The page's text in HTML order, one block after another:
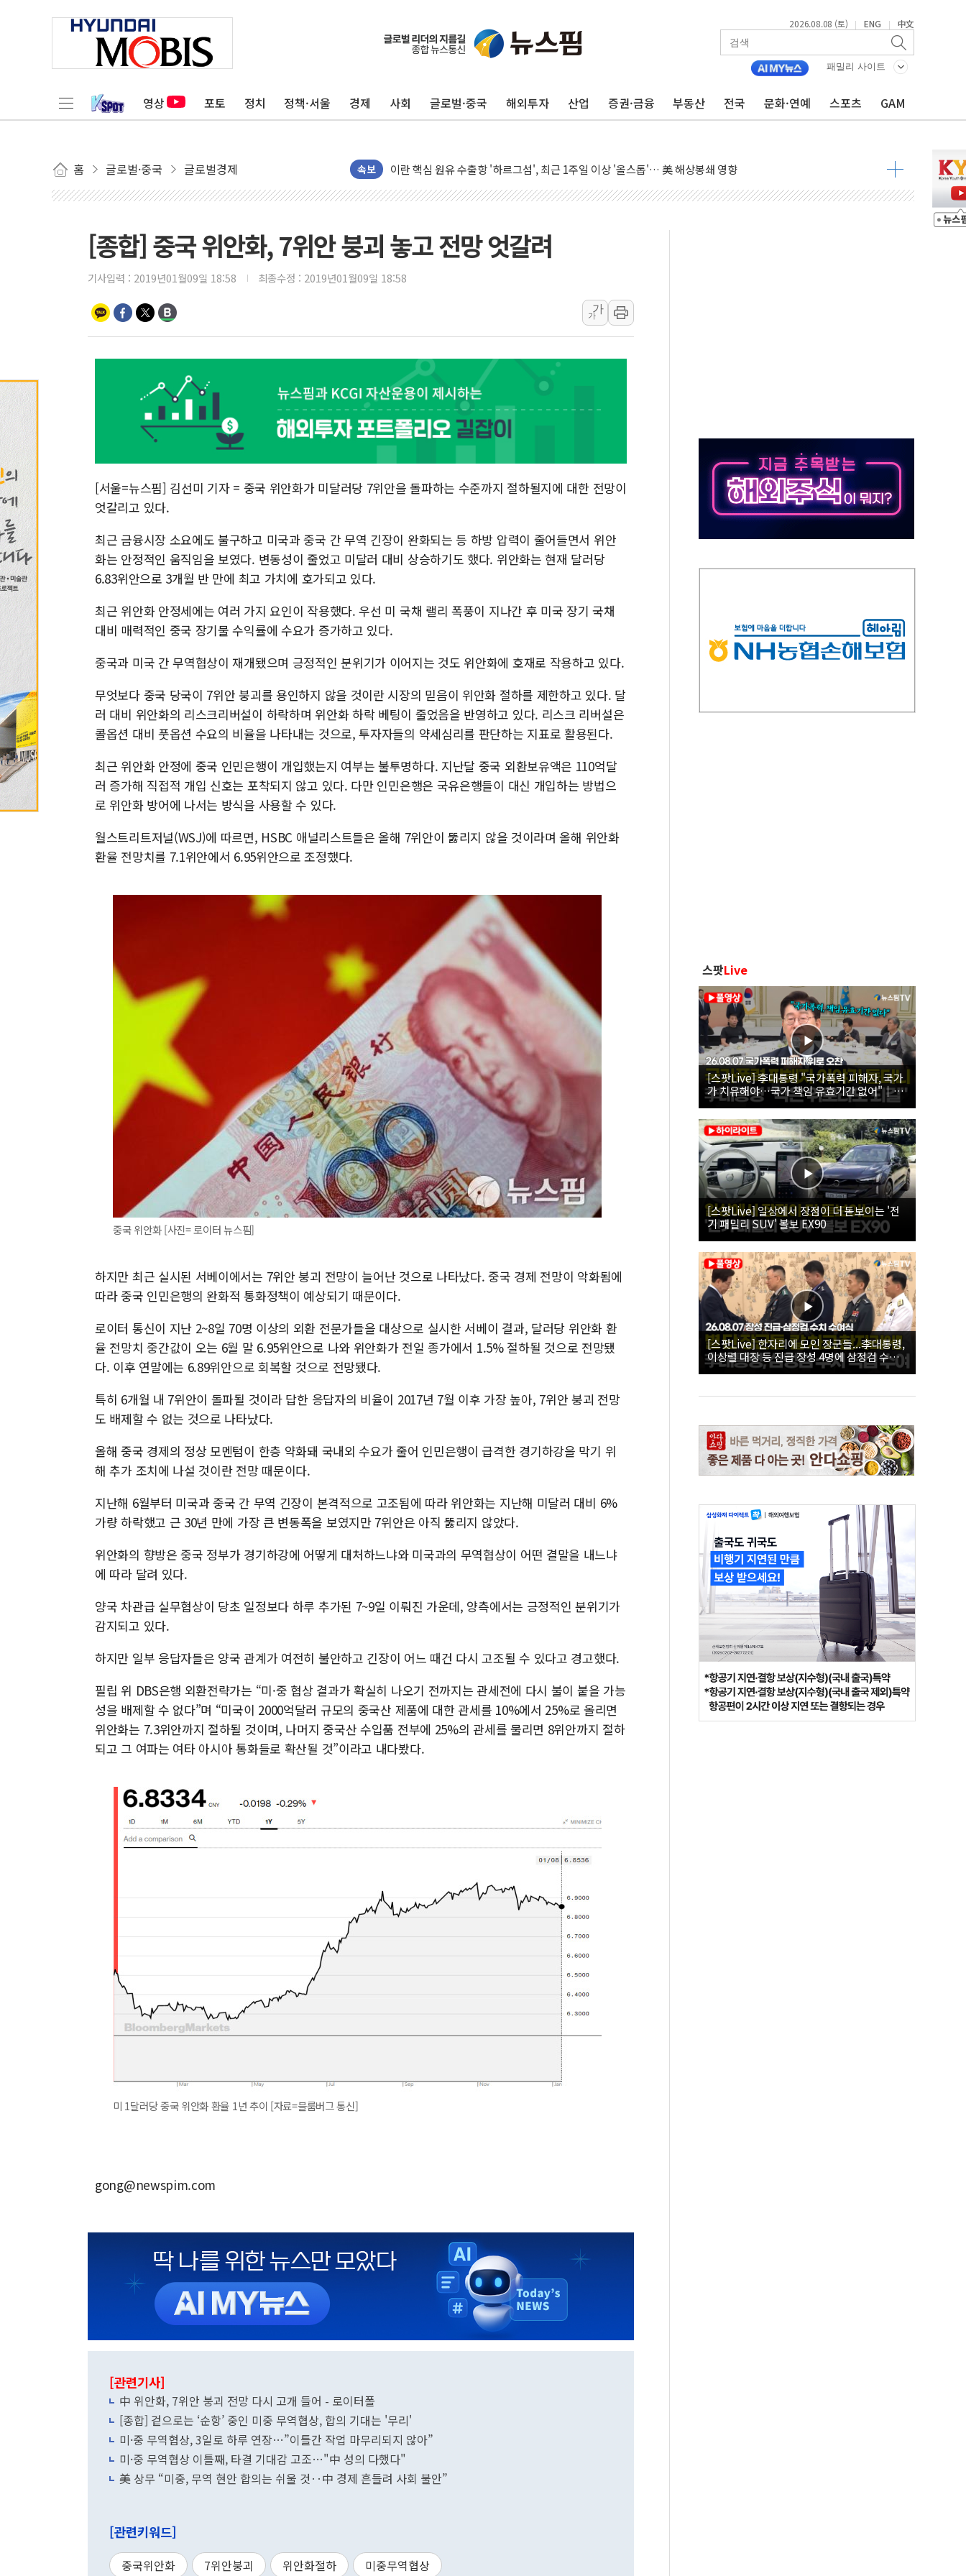
2026.08.08 (토) | ENG | 中文
패밀리 사이트
영상 포토 정치 정책·서울 경제 사회 글로벌·중국 해외투자 산업 증권·금융 부동산 전국 문화·연예 스포츠 GAM
홈 글로벌·중국 글로벌경제 속보
유럽증시, 美 고용 예상 밖 부진에 연준 금리 인상 가능성 낮아지며 상승… STOXX 600 지수는 나흘 연속 최고치
트럼프, 백신·자폐증 행정명령 검토…"이르면 다음 주"
美 고용 쇼크에 엔화 장중 급등…시장은 "또 개입했나" 촉각
[AI MY 뉴스] 뉴욕 반도체주 프리뷰...美 고용 쇼크에 반도체주 '활짝'
[종합] 美 7월 고용 2만3000명 감소 '쇼크'…9월 금리 인상 기대 후퇴
뉴욕증시 개장 전 특징주...아틀라시안·클라우드플레어·태양광주↑ VS 트레이드데스크·웬디스↓
보훈부, 미 DPAA와 MOU… "6·25 미군 실종자 7359명 끝까지 찾겠다"
트럼프 "금리 내려야"…파월 때와 달리 워시엔 톤 낮춰
李 "해남 태양광, 대한민국 다음 100년 밑거름…수도권 집중 완화 전환점"
李 대통령, '6시간 마라톤 부동산 2차 회의' 주재… "전폭적 공급 확대·속도전 총력"
트럼프, 中 겨냥 폴리실리콘 관세 15% 부과…美 태양광주 급등
[사진] 빈살만과 에르도안의 만남
이란와이어 "이란 최고지도자 위독…곧 사망해도 놀랍지 않아"
[종합] 중국 위안화, 7위안 붕괴 놓고 전망 엇갈려
기사입력 : 2019년01월09일 18:58 최종수정 : 2019년01월09일 18:58
가
가
[서울=뉴스핌] 김선미 기자 = 중국 위안화가 미달러당 7위안을 돌파하는 수준까지 절하될지에 대한 전망이
엇갈리고 있다.
최근 금융시장 소요에도 불구하고 미국과 중국 간 무역 긴장이 완화되는 등 하방 압력이 줄어들면서 위안
화는 안정적인 움직임을 보였다. 변동성이 줄었고 미달러 대비 상승하기도 했다. 위안화는 현재 달러당
6.83위안으로 3개월 반 만에 최고 가치에 호가되고 있다.
최근 위안화 안정세에는 여러 가지 요인이 작용했다. 우선 미 국채 랠리 폭풍이 지나간 후 미국 장기 국채
대비 매력적인 중국 장기물 수익률에 수요가 증가하고 있다.
중국과 미국 간 무역협상이 재개됐으며 긍정적인 분위기가 이어지는 것도 위안화에 호재로 작용하고 있다.
무엇보다 중국 당국이 7위안 붕괴를 용인하지 않을 것이란 시장의 믿음이 위안화 절하를 제한하고 있다. 달
러 대비 위안화의 리스크리버설이 하락하며 위안화 하락 베팅이 줄었음을 반영하고 있다. 리스크 리버설은
콜옵션 대비 풋옵션 수요의 비율을 나타내는 것으로, 투자자들의 약세심리를 판단하는 지표로 활용된다.
최근 위안화 안정에 중국 인민은행이 개입했는지 여부는 불투명하다. 지난달 중국 외환보유액은 110억달
러 증가해 직접적 개입 신호는 포착되지 않고 있다. 다만 인민은행은 국유은행들이 대신 개입하는 방법으
로 위안화 방어에 나서는 방식을 사용할 수 있다.
월스트리트저널(WSJ)에 따르면, HSBC 애널리스트들은 올해 7위안이 뚫리지 않을 것이라며 올해 위안화
환율 전망치를 7.1위안에서 6.95위안으로 조정했다.
중국 위안화 [사진= 로이터 뉴스핌]
하지만 최근 실시된 서베이에서는 7위안 붕괴 전망이 늘어난 것으로 나타났다. 중국 경제 전망이 악화됨에
따라 중국 인민은행의 완화적 통화정책이 예상되기 때문이다.
로이터 통신이 지난 2~8일 70명 이상의 외환 전문가들을 대상으로 실시한 서베이 결과, 달러당 위안화 환
율 전망치 중간값이 오는 6월 말 6.95위안으로 나와 위안화가 전일 종가에서 1.5% 절하될 것으로 전망됐
다. 이후 연말에는 6.89위안으로 회복할 것으로 전망됐다.
특히 6개월 내 7위안이 돌파될 것이라 답한 응답자의 비율이 2017년 7월 이후 가장 높아, 7위안 붕괴 전망
도 배제할 수 없는 것으로 나타났다.
올해 중국 경제의 정상 모멘텀이 한층 약화돼 국내외 수요가 줄어 인민은행이 급격한 경기하강을 막기 위
해 추가 조치에 나설 것이란 전망 때문이다.
지난해 6월부터 미국과 중국 간 무역 긴장이 본격적으로 고조됨에 따라 위안화는 지난해 미달러 대비 6%
가량 하락했고 근 30년 만에 가장 큰 변동폭을 보였지만 7위안은 아직 뚫리지 않았다.
위안화의 향방은 중국 정부가 경기하강에 어떻게 대처하느냐와 미국과의 무역협상이 어떤 결말을 내느냐
에 따라 달려 있다.
양국 차관급 실무협상이 당초 일정보다 하루 추가된 7~9일 이뤄진 가운데, 양측에서는 긍정적인 분위기가
감지되고 있다.
하지만 일부 응답자들은 양국 관계가 여전히 불안하고 긴장이 어느 때건 다시 고조될 수 있다고 경고했다.
필립 위 DBS은행 외환전략가는 “미·중 협상 결과가 확실히 나오기 전까지는 관세전에 다시 불이 붙을 가능
성을 배제할 수 없다”며 “미국이 2000억달러 규모의 중국산 제품에 대한 관세를 10%에서 25%로 올리면
위안화는 7.3위안까지 절하될 것이며, 나머지 중국산 수입품 전부에 25%의 관세를 물리면 8위안까지 절하
되고 그 여파는 여타 아시아 통화들로 확산될 것”이라고 내다봤다.
미 1달러당 중국 위안화 환율 1년 추이 [자료=블룸버그 통신]
gong@newspim.com
[관련기사]
中 위안화, 7위안 붕괴 전망 다시 고개 들어 - 로이터폴
[종합] 겉으로는 ‘순항’ 중인 미중 무역협상, 합의 기대는 '무리'
미·중 무역협상, 3일로 하루 연장…”이틀간 작업 마무리되지 않아”
미·중 무역협상 이틀째, 타결 기대감 고조…"中 성의 다했다"
美 상무 “미중, 무역 현안 합의는 쉬울 것‥中 경제 흔들려 사회 불안”
[관련키워드]
중국위안화 7위안붕괴 위안화절하 미중무역협상
스팟Live
[스팟Live] 李대통령 "국가폭력 피해자, 국가
가 치유해야…국가 책임 유효기간 없어"｜
26.08.07 국가폭력 피해자 위로 오찬
[스팟Live] 일상에서 장점이 더 돋보이는 '전
기 패밀리 SUV' 볼보 EX90
[스팟Live] 한자리에 모인 장군들...李대통령,
이상렬 대장 등 진급 장성 4명에 삼정검 수치
직접 수여｜26.08.07 장성 진급·삼정검 수치